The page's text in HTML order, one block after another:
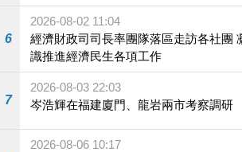
施
6
2026-08-02 11:04
經濟財政司司長率團隊落區走訪各社團
識推進經濟民生各項工作
7
2026-08-03 22:03
岑浩輝在福建廈門、龍岩兩市考察調研
2026-08-06 10:17